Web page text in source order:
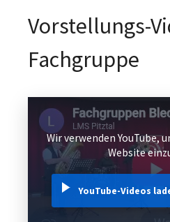
Vorstellungs-
Wir verwenden YouTube,
Website
YouTube-Videos